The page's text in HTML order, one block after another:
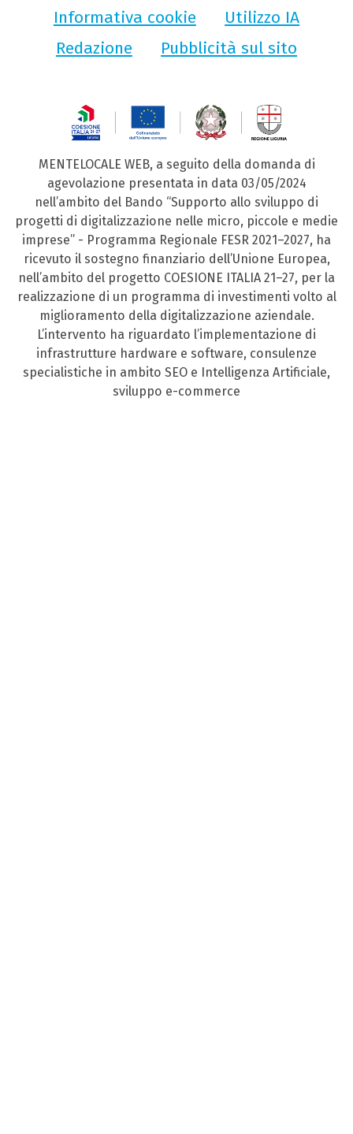
Informativa cookie
Utilizzo IA
Redazione
Pubblicità sul sito
MENTELOCALE WEB, a seguito della domanda di
agevolazione presentata in data 03/05/2024
nell’ambito del Bando “Supporto allo sviluppo di
progetti di digitalizzazione nelle micro, piccole e medie
imprese” - Programma Regionale FESR 2021–2027, ha
ricevuto il sostegno finanziario dell’Unione Europea,
nell’ambito del progetto COESIONE ITALIA 21–27, per la
realizzazione di un programma di investimenti volto al
miglioramento della digitalizzazione aziendale.
L’intervento ha riguardato l’implementazione di
infrastrutture hardware e software, consulenze
specialistiche in ambito SEO e Intelligenza Artificiale,
sviluppo e-commerce